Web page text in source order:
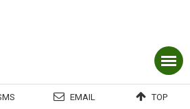
EMAIL TOP